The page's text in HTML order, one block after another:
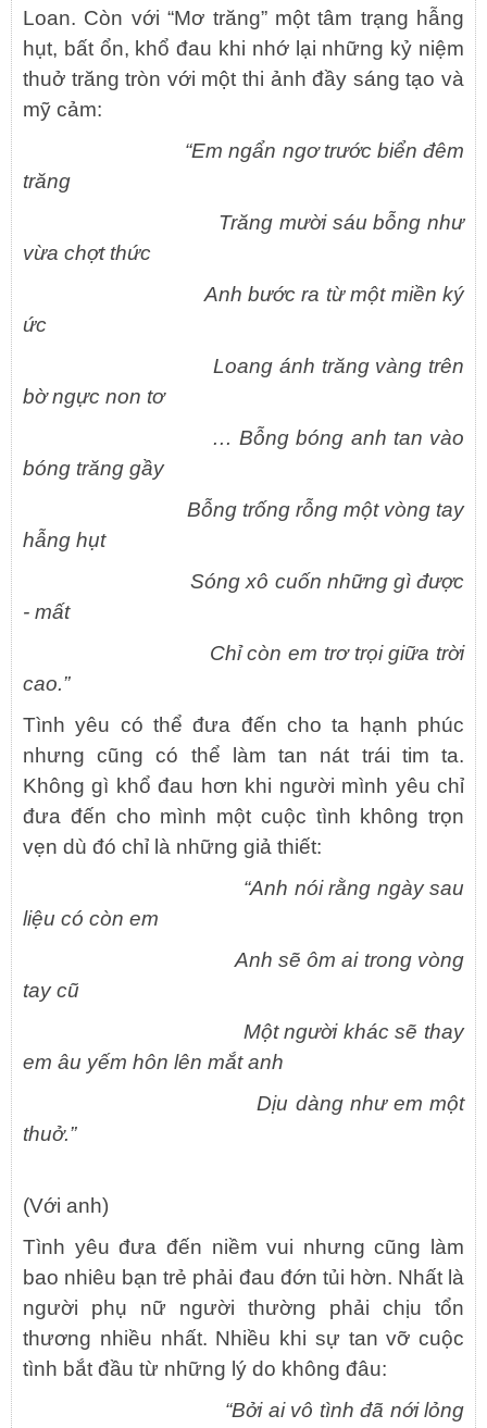
Loan. Còn với “Mơ trăng” một tâm trạng hẫng
hụt, bất ổn, khổ đau khi nhớ lại những kỷ niệm
thuở trăng tròn với một thi ảnh đầy sáng tạo và
mỹ cảm:
“Em ngẩn ngơ trước biển đêm
trăng
Trăng mười sáu bỗng như
vừa chợt thức
Anh bước ra từ một miền ký
ức
Loang ánh trăng vàng trên
bờ ngực non tơ
… Bỗng bóng anh tan vào
bóng trăng gầy
Bỗng trống rỗng một vòng tay
hẫng hụt
Sóng xô cuốn những gì được
- mất
Chỉ còn em trơ trọi giữa trời
cao.”
Tình yêu có thể đưa đến cho ta hạnh phúc
nhưng cũng có thể làm tan nát trái tim ta.
Không gì khổ đau hơn khi người mình yêu chỉ
đưa đến cho mình một cuộc tình không trọn
vẹn dù đó chỉ là những giả thiết:
“Anh nói rằng ngày sau
liệu có còn em
Anh sẽ ôm ai trong vòng
tay cũ
Một người khác sẽ thay
em âu yếm hôn lên mắt anh
Dịu dàng như em một
thuở.”
(Với anh)
Tình yêu đưa đến niềm vui nhưng cũng làm
bao nhiêu bạn trẻ phải đau đớn tủi hờn. Nhất là
người phụ nữ người thường phải chịu tổn
thương nhiều nhất. Nhiều khi sự tan vỡ cuộc
tình bắt đầu từ những lý do không đâu:
“Bởi ai vô tình đã nới lỏng